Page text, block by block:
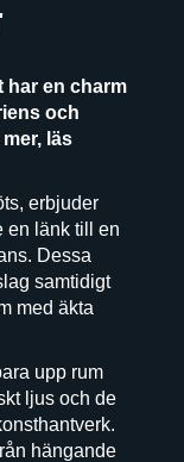
har en charm
och
läs
erbjuder
en länk till en
Dessa
samtidigt
med äkta
upp rum
ljus och de
hängande